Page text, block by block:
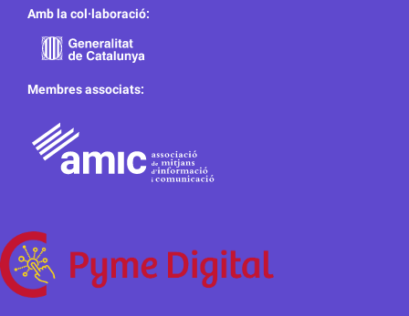
Amb la col·laboració:
Membres associats: